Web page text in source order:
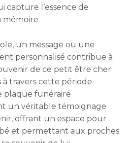
capture l’essence de
mémoire.
un message ou une
personnalisé contribue à
de ce petit être cher
à travers cette période
plaque funéraire
un véritable témoignage
offrant un espace pour
et permettant aux proches